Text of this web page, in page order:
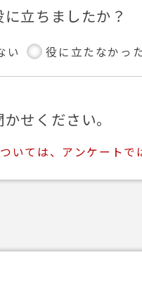
立ちましたか？
い 役に立たなかっ
せください。
いては、アンケート